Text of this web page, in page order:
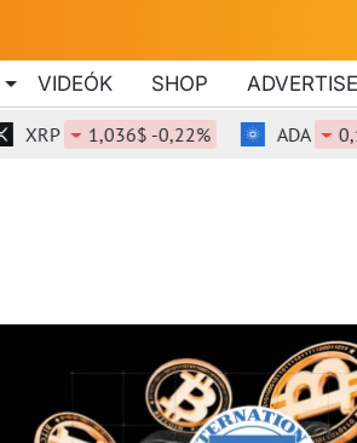
VIDEÓK SHOP ADVERTISE
XRP 1,036$ -0,22% ADA